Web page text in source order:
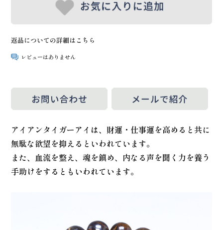
返品についての詳細はこちら
レビューはありません
アイアンタイガーアイは、財運・仕事運を高めると共に
無駄な欲望を抑えるといわれています。
また、血流を整え、魂を鎮め、内なる声を聞く力を養う
手助けをするともいわれています。